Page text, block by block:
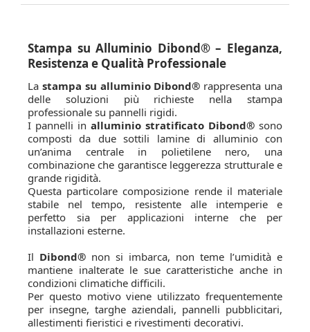
Stampa su Alluminio Dibond® – Eleganza,
Resistenza e Qualità Professionale
La stampa su alluminio Dibond® rappresenta una
delle soluzioni più richieste nella stampa
professionale su pannelli rigidi.
I pannelli in alluminio stratificato Dibond® sono
composti da due sottili lamine di alluminio con
un’anima centrale in polietilene nero, una
combinazione che garantisce leggerezza strutturale e
grande rigidità.
Questa particolare composizione rende il materiale
stabile nel tempo, resistente alle intemperie e
perfetto sia per applicazioni interne che per
installazioni esterne.
Il Dibond® non si imbarca, non teme l’umidità e
mantiene inalterate le sue caratteristiche anche in
condizioni climatiche difficili.
Per questo motivo viene utilizzato frequentemente
per insegne, targhe aziendali, pannelli pubblicitari,
allestimenti fieristici e rivestimenti decorativi.